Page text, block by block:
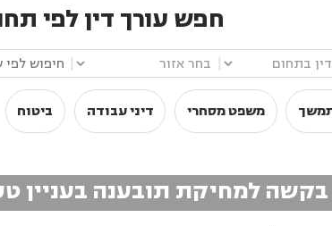
חפש עורך דין לפי
משפט מסחרי דיני עבודה ביטוח
למחיקת תובענה בעניין